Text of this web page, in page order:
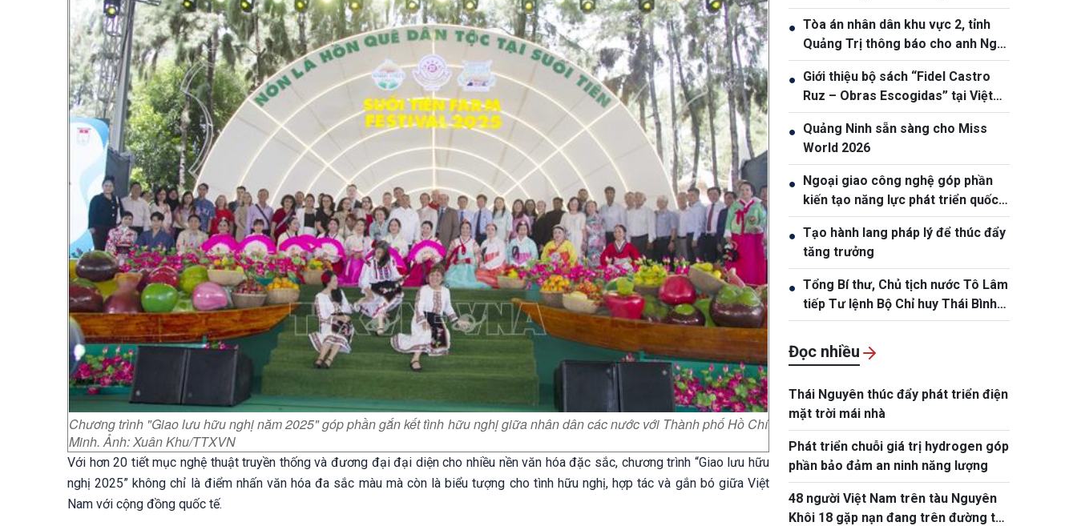
Chương trình "Giao lưu hữu nghị năm 2025" góp phần gắn kết tình hữu nghị giữa nhân dân các nước với Thành phố Hồ Chí
Minh. Ảnh: Xuân Khu/TTXVN
Với hơn 20 tiết mục nghệ thuật truyền thống và đương đại đại diện cho nhiều nền văn hóa đặc sắc, chương trình “Giao lưu hữu
nghị 2025” không chỉ là điểm nhấn văn hóa đa sắc màu mà còn là biểu tượng cho tình hữu nghị, hợp tác và gắn bó giữa Việt
Nam với cộng đồng quốc tế.
Thắng, sinh năm 2005
● Tòa án nhân dân khu vực 2, tỉnh
Quảng Trị thông báo cho anh Ngô
Đức Hoàng, sinh ngày 25/01/1990
● Giới thiệu bộ sách “Fidel Castro
Ruz – Obras Escogidas” tại Việt
Nam nhân kỷ niệm 100 năm ngày
sinh Fidel Castro
● Quảng Ninh sẵn sàng cho Miss
World 2026
● Ngoại giao công nghệ góp phần
kiến tạo năng lực phát triển quốc
gia
● Tạo hành lang pháp lý để thúc đẩy
tăng trưởng
● Tổng Bí thư, Chủ tịch nước Tô Lâm
tiếp Tư lệnh Bộ Chỉ huy Thái Bình
Dương Hoa Kỳ Samuel Paparo
Đọc nhiều
Thái Nguyên thúc đẩy phát triển điện
mặt trời mái nhà
Phát triển chuỗi giá trị hydrogen góp
phần bảo đảm an ninh năng lượng
48 người Việt Nam trên tàu Nguyên
Khôi 18 gặp nạn đang trên đường trở